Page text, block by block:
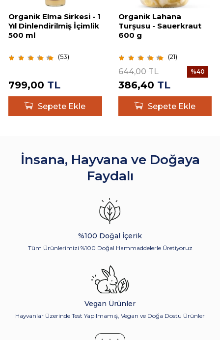
Organik Elma Sirkesi - 1
Yıl Dinlendirilmiş İçimlik
500 ml
799,00 TL
Sepete Ekle
(53)
Organik Lahana
Turşusu - Sauerkraut
600 g
644,00TL
386,40 TL
%40
Sepete Ekle
(21)
İnsana, Hayvana ve Doğaya
Faydalı
%100 Doğal İçerik
Tüm Ürünlerimizi %100 Doğal Hammaddelerle Üretiyoruz
Vegan Ürünler
Hayvanlar Üzerinde Test Yapılmamış, Vegan ve Doğa Dostu Ürünler